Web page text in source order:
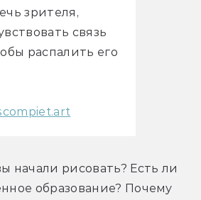
зрителя,
связь
распалить его
начали рисовать? Есть ли
образование? Почему